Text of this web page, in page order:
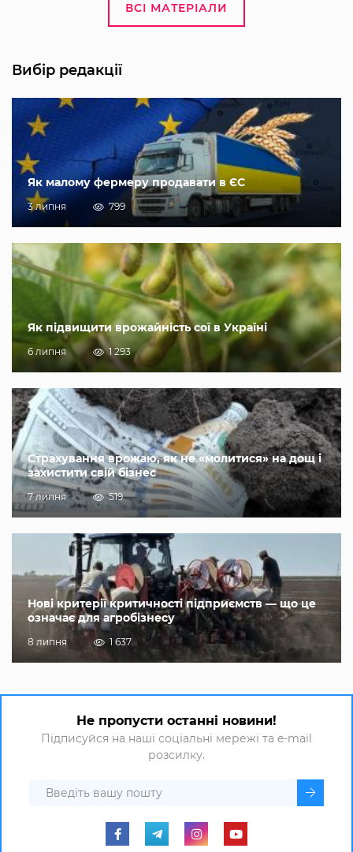
ВСІ МАТЕРІАЛИ
Вибір редакції
Як малому фермеру продавати в ЄС
3 липня 799
Як підвищити врожайність сої в Україні
6 липня 1 293
Страхування врожаю, як не «молитися» на дощ і
захистити свій бізнес
7 липня 519
Нові критерії критичності підприємств — що це
означає для агробізнесу
8 липня 1 637
Не пропусти останні новини!
Підписуйся на наші соціальні мережі та e-mail
розсилку.